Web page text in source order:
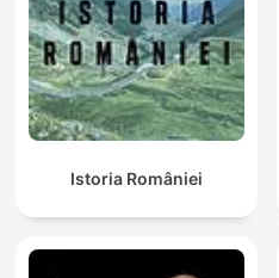
Istoria României